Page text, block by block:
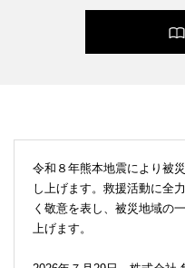
令和８年熊本地震により被
し上げます。救援活動に全
く敬意を表し、被災地域の
上げます。